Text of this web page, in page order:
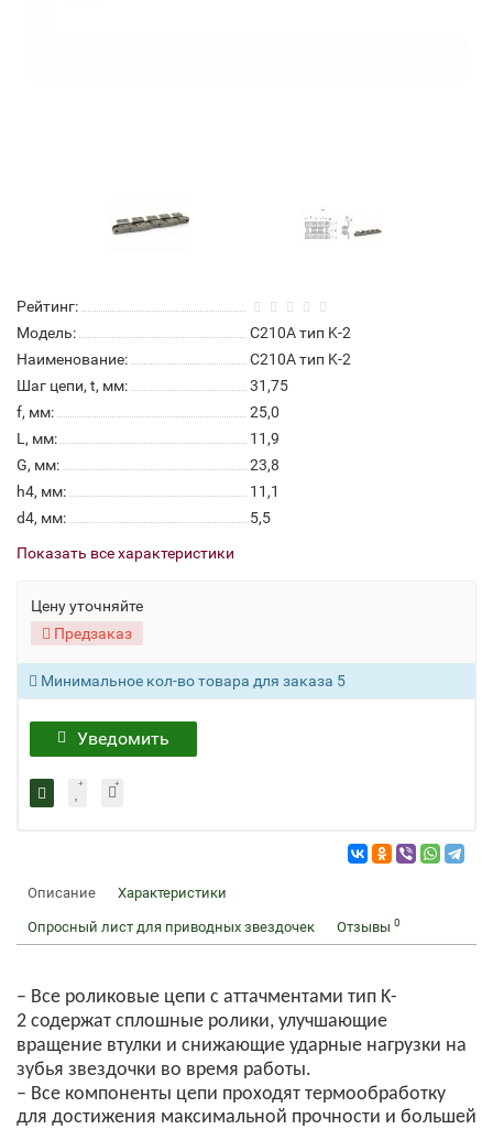
Рейтинг:
Модель:
C210A тип K-2
Наименование:
C210A тип K-2
Шаг цепи, t, мм:
31,75
f, мм:
25,0
L, мм:
11,9
G, мм:
23,8
h4, мм:
11,1
d4, мм:
5,5
Показать все характеристики
Цену уточняйте
Предзаказ
Минимальное кол-во товара для заказа 5
Уведомить
Описание Характеристики
Опросный лист для приводных звездочек Отзывы 0
– Все роликовые цепи c аттачментами тип K-
2 содержат сплошные ролики, улучшающие
вращение втулки и снижающие ударные нагрузки на
зубья звездочки во время работы.
– Все компоненты цепи проходят термообработку
для достижения максимальной прочности и большей